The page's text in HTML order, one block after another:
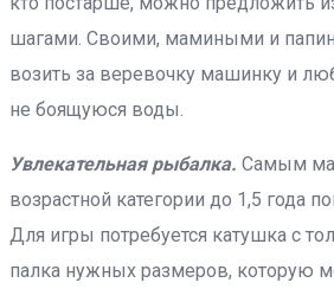
шагами. Своими, мамиными и
возить за веревочку машинку и
не боящуюся воды.
Увлекательная рыбалка. Самым
возрастной категории до 1,5 года
Для игры потребуется катушка с
палка нужных размеров, которую